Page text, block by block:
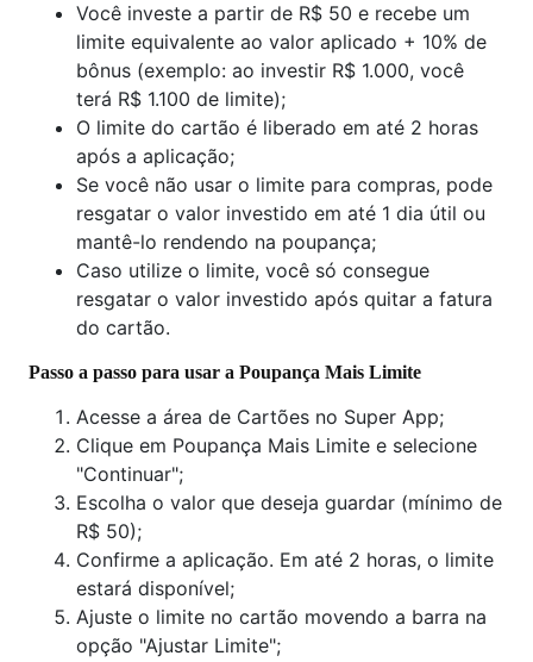
Você investe a partir de R$ 50 e recebe um
limite equivalente ao valor aplicado + 10% de
bônus (exemplo: ao investir R$ 1.000, você
terá R$ 1.100 de limite);
O limite do cartão é liberado em até 2 horas
após a aplicação;
Se você não usar o limite para compras, pode
resgatar o valor investido em até 1 dia útil ou
mantê-lo rendendo na poupança;
Caso utilize o limite, você só consegue
resgatar o valor investido após quitar a fatura
do cartão.
Passo a passo para usar a Poupança Mais Limite
Acesse a área de Cartões no Super App;
Clique em Poupança Mais Limite e selecione
"Continuar";
Escolha o valor que deseja guardar (mínimo de
R$ 50);
Confirme a aplicação. Em até 2 horas, o limite
estará disponível;
Ajuste o limite no cartão movendo a barra na
opção "Ajustar Limite";